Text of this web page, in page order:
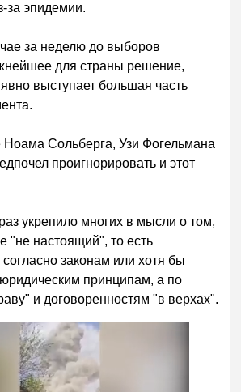
за эпидемии.
за неделю до выборов
для страны решение,
выступает большая часть
Ноама Сольберга, Узи Фогельмана
проигнорировать и этот
укрепило многих в мысли о том,
"не настоящий", то есть
законам или хотя бы
принципам, а по
и договоренностям "в верхах".